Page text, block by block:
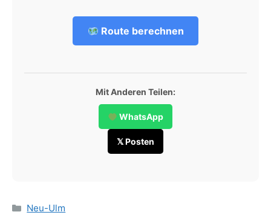
Route berechnen
Mit Anderen Teilen:
WhatsApp
𝕏 Posten
Categories
Neu-Ulm